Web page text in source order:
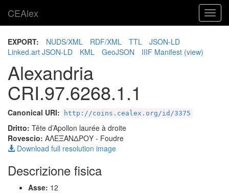
CEAlex
EXPORT: NUDS/XML RDF/XML TTL
JSON-LD
Linked.art JSON-LD
KML GeoJSON IIIF Manifest (view)
Alexandria
CRI.97.6268.1.1
Canonical URI: http://coins.cealex.org/id/3375
Dritto: Tête d’Apollon laurée à droite
Rovescio: ΑΛΕΞΑΝΔΡΟΥ - Foudre
Download full resolution image
Descrizione fisica
Asse: 12